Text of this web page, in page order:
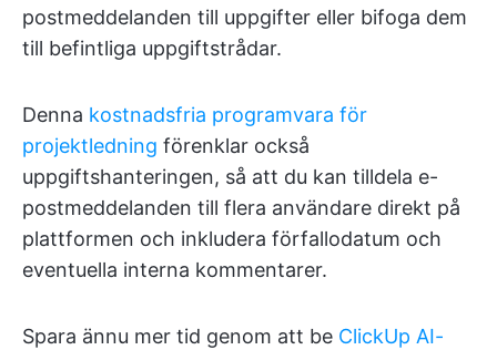
postmeddelanden till uppgifter eller bifoga dem
till befintliga uppgiftstrådar.
Denna kostnadsfria programvara för
projektledning förenklar också
uppgiftshanteringen, så att du kan tilldela e-
postmeddelanden till flera användare direkt på
plattformen och inkludera förfallodatum och
eventuella interna kommentarer.
Spara ännu mer tid genom att be ClickUp AI-